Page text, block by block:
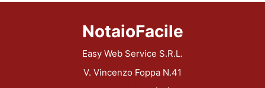
NotaioFacile
Easy Web Service S.R.L.
V. Vincenzo Foppa N.41